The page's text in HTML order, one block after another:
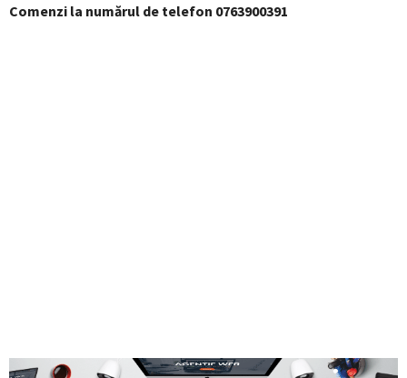
Comenzi la numărul de telefon 0763900391